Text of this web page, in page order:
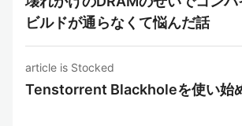
ビルドが通らなくて悩んだ話
article is Stocked
Tenstorrent Blackholeを使い始